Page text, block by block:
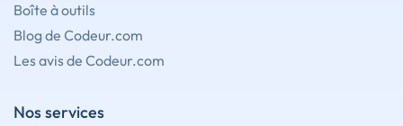
Boîte à outils
Blog de Codeur.com
Les avis de Codeur.com
Nos services